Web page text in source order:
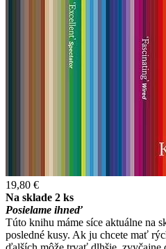
19,80 €
Na sklade 2 ks
Posielame ihneď
Túto knihu máme síce aktuálne na
posledné kusy. Ak ju chcete mať